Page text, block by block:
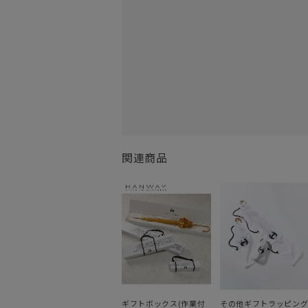
関連商品
ギフトボックス(作業付
その他ギフトラッピング